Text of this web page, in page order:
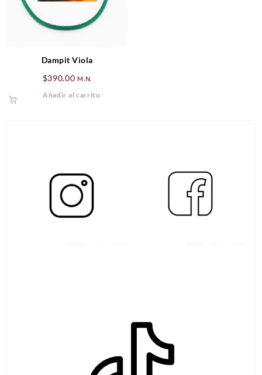
Dampit Viola
$390.00 M.N.
Añadir al carrito